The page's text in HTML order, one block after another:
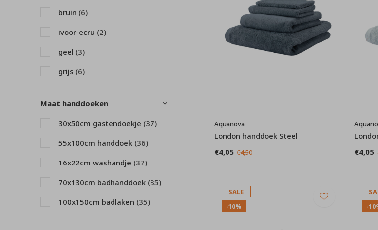
Aquanova
London handdoek Steel
€4,05 €4,50
€4,05
SALE
-10%
-
bruin (6)
ivoor-ecru (2)
geel (3)
grijs (6)
Maat handdoeken
30x50cm gastendoekje (37)
55x100cm handdoek (36)
16x22cm washandje (37)
70x130cm badhanddoek (35)
100x150cm badlaken (35)